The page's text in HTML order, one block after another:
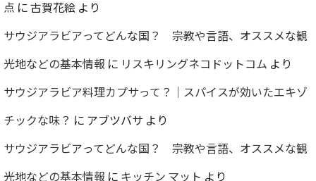
点 に 古賀花絵 より
サウジアラビアってどんな国？ 宗教や言語、オススメな観
光地などの基本情報 に リスキリングネコドットコム より
サウジアラビア料理カプサって？｜スパイスが効いたエキゾ
チックな味？ に アブツバサ より
サウジアラビアってどんな国？ 宗教や言語、オススメな観
光地などの基本情報 に キッチン マット より